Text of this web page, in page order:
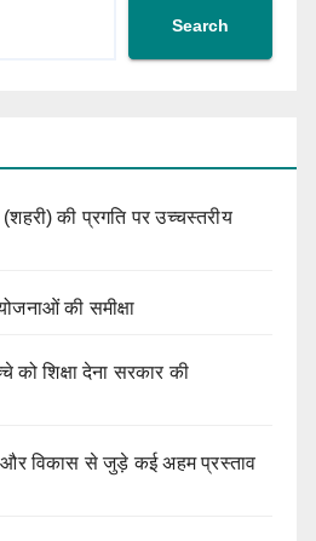
Search
की प्रगति पर उच्चस्तरीय
की समीक्षा
को शिक्षा देना सरकार की
और विकास से जुड़े कई अहम प्रस्ताव